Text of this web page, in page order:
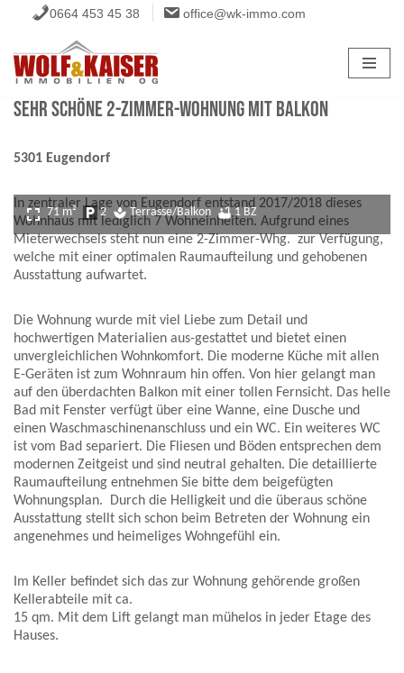
Inhalt
springen
0664 453 45 38 office@wk-immo.com
Sehr schöne 2-Zimmer-Wohnung mit Balkon
5301 Eugendorf
fullscreen 71 m² local_parking 2 spa Terrasse/Balkon bathtub 1 BZ
In zentraler Lage von Eugendorf entstand 2017/2018 dieses
Wohnhaus mit lediglich 7 Wohneinheiten. Aufgrund eines
Mieterwechsels steht nun eine 2-Zimmer-Whg. zur Verfügung,
welche mit einer optimalen Raumaufteilung und gehobenen
Ausstattung aufwartet.
Die Wohnung wurde mit viel Liebe zum Detail und
hochwertigen Materialien aus-gestattet und bietet einen
unvergleichlichen Wohnkomfort. Die moderne Küche mit allen
E-Geräten ist zum Wohnraum hin offen. Von hier gelangt man
auf den überdachten Balkon mit einer tollen Fernsicht. Das helle
Bad mit Fenster verfügt über eine Wanne, eine Dusche und
einen Waschmaschinenanschluss und ein WC. Ein weiteres WC
ist vom Bad separiert. Die Fliesen und Böden entsprechen dem
modernen Zeitgeist und sind neutral gehalten. Die detaillierte
Raumaufteilung entnehmen Sie bitte dem beigefügten
Wohnungsplan. Durch die Helligkeit und die überaus schöne
Ausstattung stellt sich schon beim Betreten der Wohnung ein
angenehmes und heimeliges Wohngefühl ein.
Im Keller befindet sich das zur Wohnung gehörende großen
Kellerabteile mit ca.
15 qm. Mit dem Lift gelangt man mühelos in jeder Etage des
Hauses.